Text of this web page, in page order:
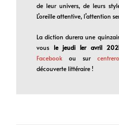
de leur univers, de leurs
L’oreille attentive, l’attention
La diction durera une
vous le jeudi 1er avril
Facebook ou sur
découverte littéraire !